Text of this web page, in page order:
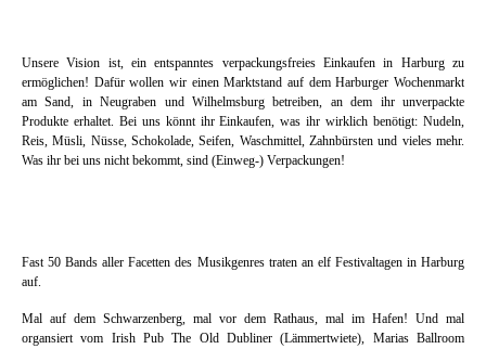
Unsere Vision ist, ein entspanntes verpackungsfreies Einkaufen in Harburg zu
ermöglichen! Dafür wollen wir einen Marktstand auf dem Harburger Wochenmarkt
am Sand, in Neugraben und Wilhelmsburg betreiben, an dem ihr unverpackte
Produkte erhaltet. Bei uns könnt ihr Einkaufen, was ihr wirklich benötigt: Nudeln,
Reis, Müsli, Nüsse, Schokolade, Seifen, Waschmittel, Zahnbürsten und vieles mehr.
Was ihr bei uns nicht bekommt, sind (Einweg-) Verpackungen!
Fast 50 Bands aller Facetten des Musikgenres traten an elf Festivaltagen in Harburg
auf.
Mal auf dem Schwarzenberg, mal vor dem Rathaus, mal im Hafen! Und mal
organsiert vom Irish Pub The Old Dubliner (Lämmertwiete), Marias Ballroom